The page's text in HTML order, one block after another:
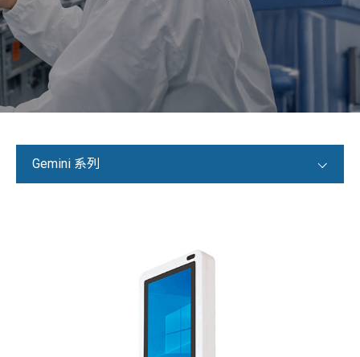
Gemini 系列